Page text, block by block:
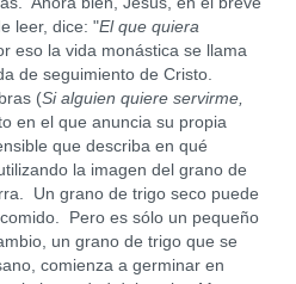
leer, dice: "El que quiera
eso la vida monástica se llama
de seguimiento de Cristo.
(Si alguien quiere servirme,
en el que anuncia su propia
que describa en qué
la imagen del grano de
Un grano de trigo seco puede
Pero es sólo un pequeño
un grano de trigo que se
comienza a germinar en